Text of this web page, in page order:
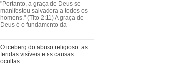
"Portanto, a graça de Deus se
manifestou salvadora a todos os
homens." (Tito 2:11) A graça de
Deus é o fundamento da
O iceberg do abuso religioso: as
feridas visíveis e as causas
ocultas